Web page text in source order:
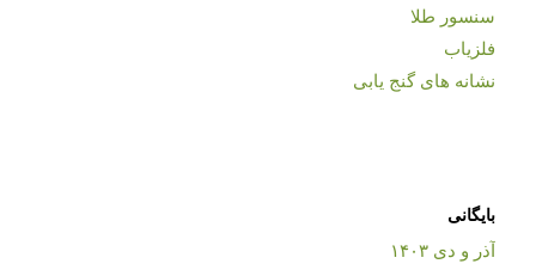
سنسور طلا
فلزیاب
نشانه های گنج یابی
بایگانی
آذر و دی ۱۴۰۳